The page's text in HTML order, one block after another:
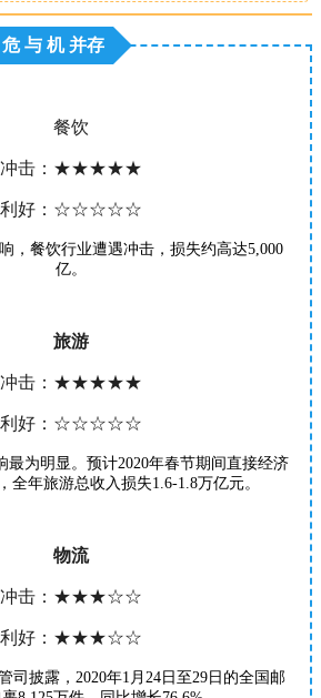
危 与 机 并存
餐饮
冲击：★★★★★
利好：☆☆☆☆☆
，餐饮行业遭遇冲击，损失约高达5,000
亿。
旅游
冲击：★★★★★
利好：☆☆☆☆☆
最为明显。预计2020年春节期间直接经济
全年旅游总收入损失1.6-1.8万亿元。
物流
冲击：★★★☆☆
利好：★★★☆☆
司披露，2020年1月24日至29日的全国邮